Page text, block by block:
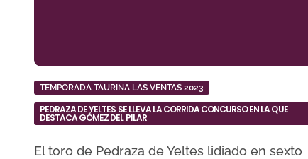
TEMPORADA TAURINA LAS VENTAS 2023
PEDRAZA DE YELTES SE LLEVA LA CORRIDA CONCURSO EN LA QUE
DESTACA GÓMEZ DEL PILAR
El toro de Pedraza de Yeltes lidiado en sexto